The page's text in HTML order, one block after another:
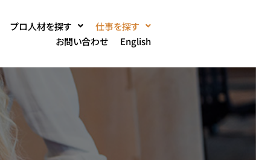
プロ人材を探す
仕事を探す
お問い合わせ
English